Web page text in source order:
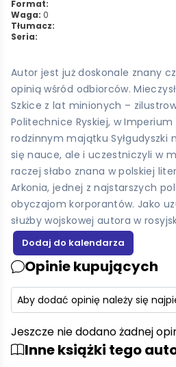
Format:
Waga: 0
Tłumacz:
Seria:
Autor jest już doskonale znany
opinią wśród odbiorców.
Szkice z lat minionych –
Politechnice Ryskiej, w
rodzinnym majątku Syłgudyszki
się nauce, ale i uczestniczyli w
raczej słabo znana w polskiej
Arkonia, jednej z najstarszych
obyczajom korporantów. Jako
służby wojskowej autora w
Opinie kupujących
Aby dodać opinię należy się
Jeszcze nie dodano żadnej
Inne książki tego